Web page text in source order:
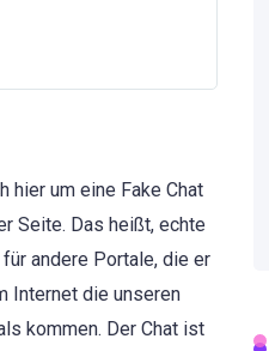
hier um eine Fake Chat
Seite. Das heißt, echte
andere Portale, die er
Internet die unseren
kommen. Der Chat ist